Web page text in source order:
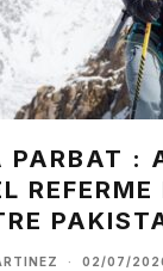
PARBAT :
REFERME
· 02/07/